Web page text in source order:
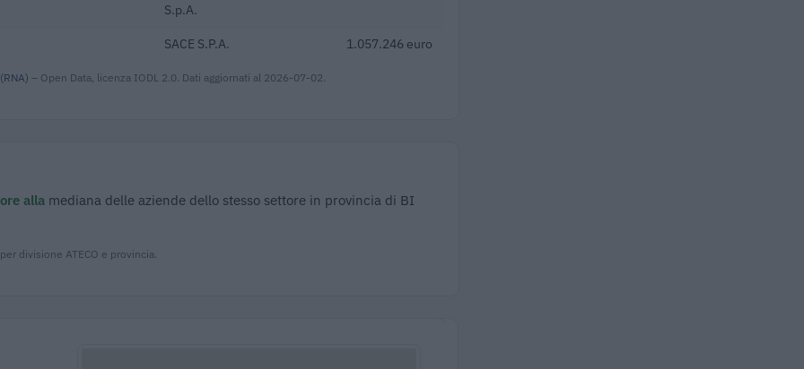
S.p.A.
SACE S.P.A. 1.057.246 euro
– Open Data, licenza IODL 2.0. Dati aggiornati al 2026-07-02.
alla mediana delle aziende dello stesso settore in provincia di BI
divisione ATECO e provincia.